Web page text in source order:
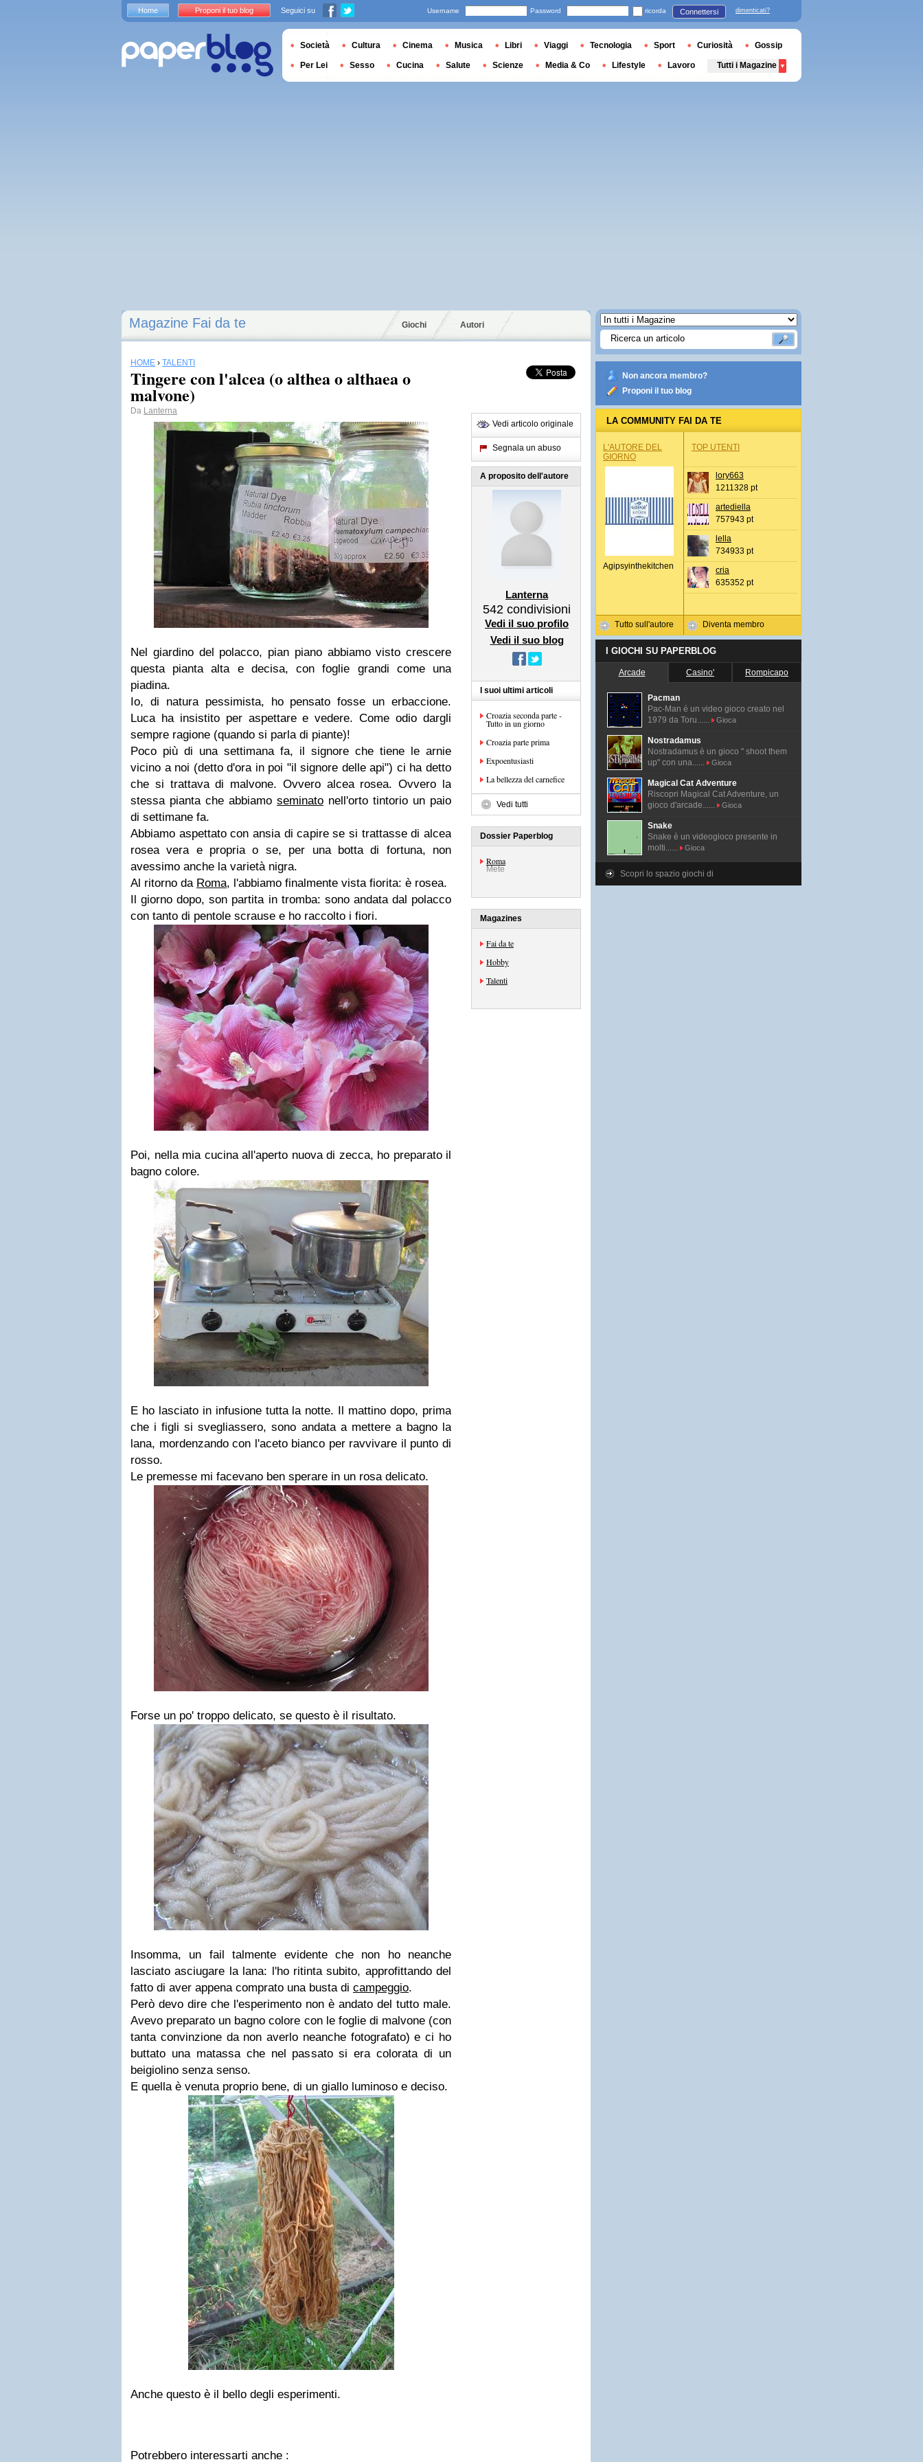
Magazine Fai da te Giochi Autori
HOME › TALENTI
Tingere con l'alcea (o althea o althaea o
malvone)
Da Lanterna
Nel giardino del polacco, pian piano abbiamo visto crescere
questa pianta alta e decisa, con foglie grandi come una
piadina.
Io, di natura pessimista, ho pensato fosse un erbaccione.
Luca ha insistito per aspettare e vedere. Come odio dargli
sempre ragione (quando si parla di piante)!
Poco più di una settimana fa, il signore che tiene le arnie
vicino a noi (detto d'ora in poi "il signore delle api") ci ha detto
che si trattava di malvone. Ovvero alcea rosea. Ovvero la
stessa pianta che abbiamo seminato nell'orto tintorio un paio
di settimane fa.
Abbiamo aspettato con ansia di capire se si trattasse di alcea
rosea vera e propria o se, per una botta di fortuna, non
avessimo anche la varietà nigra.
Al ritorno da Roma, l'abbiamo finalmente vista fiorita: è rosea.
Il giorno dopo, son partita in tromba: sono andata dal polacco
con tanto di pentole scrause e ho raccolto i fiori.
Poi, nella mia cucina all'aperto nuova di zecca, ho preparato il
bagno colore.
E ho lasciato in infusione tutta la notte. Il mattino dopo, prima
che i figli si svegliassero, sono andata a mettere a bagno la
lana, mordenzando con l'aceto bianco per ravvivare il punto di
rosso.
Le premesse mi facevano ben sperare in un rosa delicato.
Forse un po' troppo delicato, se questo è il risultato.
Insomma, un fail talmente evidente che non ho neanche
lasciato asciugare la lana: l'ho ritinta subito, approfittando del
fatto di aver appena comprato una busta di campeggio.
Però devo dire che l'esperimento non è andato del tutto male.
Avevo preparato un bagno colore con le foglie di malvone (con
tanta convinzione da non averlo neanche fotografato) e ci ho
buttato una matassa che nel passato si era colorata di un
beigiolino senza senso.
E quella è venuta proprio bene, di un giallo luminoso e deciso.
Anche questo è il bello degli esperimenti.
Potrebbero interessarti anche :
Vedi articolo originale
Segnala un abuso
A proposito dell'autore
Lanterna
542 condivisioni
Vedi il suo profilo
Vedi il suo blog
I suoi ultimi articoli
Croazia seconda parte -
Tutto in un giorno
Croazia parte prima
Expoentusiasti
La bellezza del carnefice
Vedi tutti
Dossier Paperblog
Roma
Mete
Magazines
Fai da te
Hobby
Talenti
Non ancora membro?
Proponi il tuo blog
LA COMMUNITY FAI DA TE
L'AUTORE DEL
GIORNO
Agipsyinthekitchen
Tutto sull'autore
TOP UTENTI
lory663
1211328 pt
artediella
757943 pt
lella
734933 pt
cria
635352 pt
Diventa membro
I GIOCHI SU PAPERBLOG
Arcade Casino' Rompicapo
Pacman
Pac-Man é un video gioco creato nel
1979 da Toru......
Gioca
Nostradamus
Nostradamus è un gioco " shoot them
up" con una......
Gioca
Magical Cat Adventure
Riscopri Magical Cat Adventure, un
gioco d'arcade......
Gioca
Snake
Snake è un videogioco presente in
molti......
Gioca
Scopri lo spazio giochi di
Home Proponi il tuo blog Seguici su Username Password ricorda Connettersi dimenticati?
Società Cultura Cinema Musica Libri Viaggi Tecnologia Sport Curiosità Gossip
Per Lei Sesso Cucina Salute Scienze Media & Co Lifestyle Lavoro Tutti i Magazine